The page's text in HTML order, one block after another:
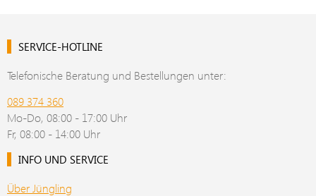
SERVICE-HOTLINE
Telefonische Beratung und Bestellungen unter:
089 374 360
Mo-Do, 08:00 - 17:00 Uhr
Fr, 08:00 - 14:00 Uhr
INFO UND SERVICE
Über Jüngling